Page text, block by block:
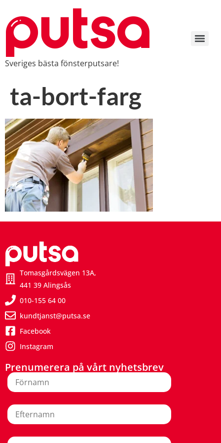
Sveriges bästa fönsterputsare!
ta-bort-farg
Tomasgårdsvägen 13A,
441 39 Alingsås
010-155 64 00
kundtjanst@putsa.se
Facebook
Instagram
Prenumerera på vårt nyhetsbrev